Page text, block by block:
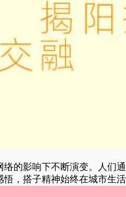
的影响下不断演变。人们
，搭子精神始终在城市生活